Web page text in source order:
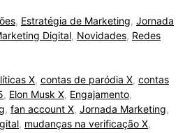
, Estratégia de Marketing, Jornada
Digital, Novidades, Redes
X, contas de paródia X, contas
, Elon Musk X, Engajamento,
, fan account X, Jornada Marketing,
, mudanças na verificação X,